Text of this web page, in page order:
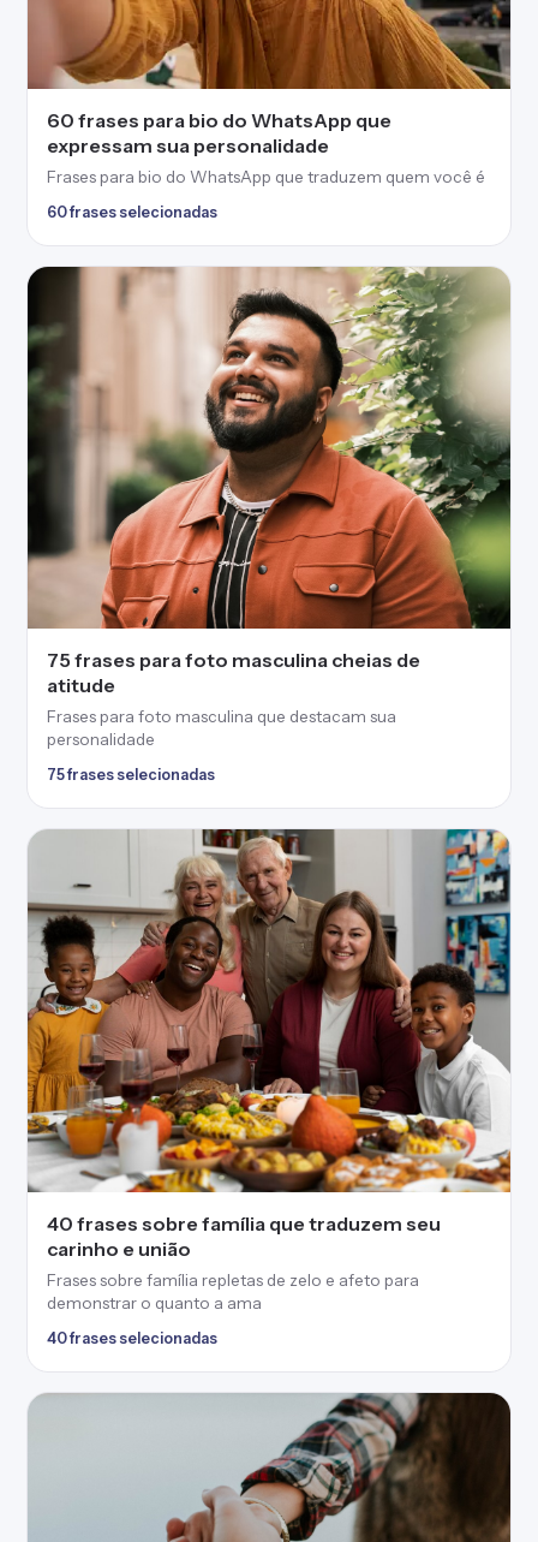
60 frases para bio do WhatsApp que
expressam sua personalidade
Frases para bio do WhatsApp que traduzem quem você é
60 frases selecionadas
75 frases para foto masculina cheias de
atitude
Frases para foto masculina que destacam sua
personalidade
75 frases selecionadas
40 frases sobre família que traduzem seu
carinho e união
Frases sobre família repletas de zelo e afeto para
demonstrar o quanto a ama
40 frases selecionadas